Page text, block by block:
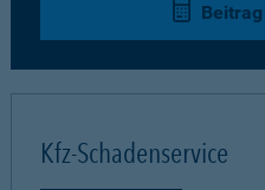
Kfz-Schadenservice